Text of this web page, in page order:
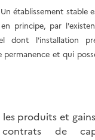
Un établissement stable
principe, par
dont l'installation
permanence et qui
les produits et
de